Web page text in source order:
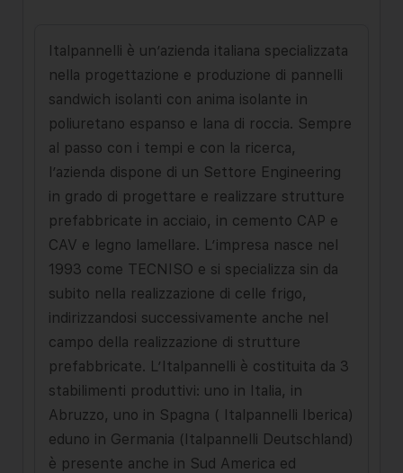
Italpannelli è un’azienda italiana specializzata
nella progettazione e produzione di pannelli
sandwich isolanti con anima isolante in
poliuretano espanso e lana di roccia. Sempre
al passo con i tempi e con la ricerca,
l’azienda dispone di un Settore Engineering
in grado di progettare e realizzare strutture
prefabbricate in acciaio, in cemento CAP e
CAV e legno lamellare. L’impresa nasce nel
1993 come TECNISO e si specializza sin da
subito nella realizzazione di celle frigo,
indirizzandosi successivamente anche nel
campo della realizzazione di strutture
prefabbricate. L’Italpannelli è costituita da 3
stabilimenti produttivi: uno in Italia, in
Abruzzo, uno in Spagna ( Italpannelli Iberica)
eduno in Germania (Italpannelli Deutschland)
è presente anche in Sud America ed